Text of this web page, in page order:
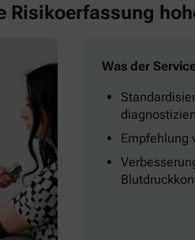
Risikoerfassung
Was der
Empfehlung